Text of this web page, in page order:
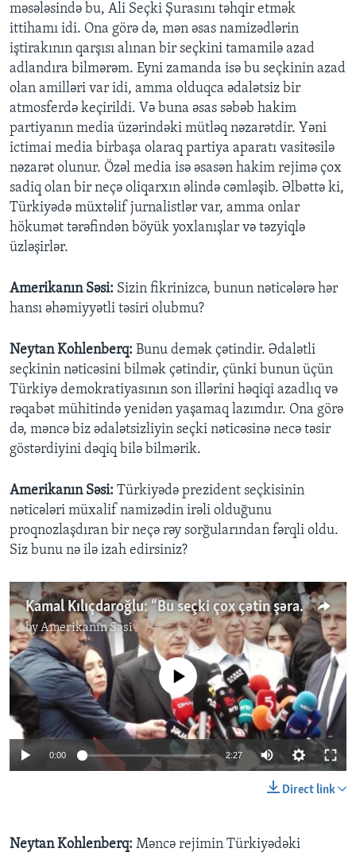
məsələsində bu, Ali Seçki Şurasını təhqir etmək
ittihamı idi. Ona görə də, mən əsas namizədlərin
iştirakının qarşısı alınan bir seçkini tamamilə azad
adlandıra bilmərəm. Eyni zamanda isə bu seçkinin azad
olan amilləri var idi, amma olduqca ədalətsiz bir
atmosferdə keçirildi. Və buna əsas səbəb hakim
partiyanın media üzərindəki mütləq nəzarətdir. Yəni
ictimai media birbaşa olaraq partiya aparatı vasitəsilə
nəzarət olunur. Özəl media isə əsasən hakim rejimə çox
sadiq olan bir neçə oliqarxın əlində cəmləşib. Əlbəttə ki,
Türkiyədə müxtəlif jurnalistlər var, amma onlar
hökumət tərəfindən böyük yoxlanışlar və təzyiqlə
üzləşirlər.
Amerikanın Səsi: Sizin fikrinizcə, bunun nəticələrə hər
hansı əhəmiyyətli təsiri olubmu?
Neytan Kohlenberq: Bunu demək çətindir. Ədalətli
seçkinin nəticəsini bilmək çətindir, çünki bunun üçün
Türkiyə demokratiyasının son illərini həqiqi azadlıq və
rəqabət mühitində yenidən yaşamaq lazımdır. Ona görə
də, məncə biz ədalətsizliyin seçki nəticəsinə necə təsir
göstərdiyini dəqiq bilə bilmərik.
Amerikanın Səsi: Türkiyədə prezident seçkisinin
nəticələri müxalif namizədin irəli olduğunu
proqnozlaşdıran bir neçə rəy sorğularından fərqli oldu.
Siz bunu nə ilə izah edirsiniz?
Kamal Kılıçdaroğlu: “Bu seçki çox çətin şəraitdə keçən seçkidir”
byAmerikanın Səsi
No media source currently available
0:00 2:27
Direct link
Neytan Kohlenberq: Məncə rejimin Türkiyədəki